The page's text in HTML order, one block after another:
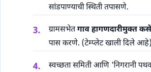
सांडपाण्याची स्थिती तपासणे.
ग्रामसभेतगाव हागणदारीमुक्त
पास करणे. (टेम्प्लेट खाली दिले आहे)
स्वच्छता समिती आणि 'निगरानी